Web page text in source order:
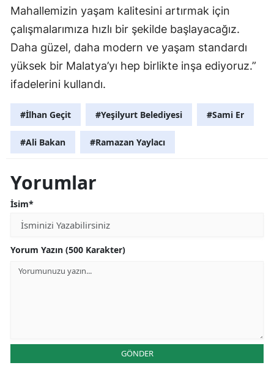
Mahallemizin yaşam kalitesini artırmak için
çalışmalarımıza hızlı bir şekilde başlayacağız.
Daha güzel, daha modern ve yaşam standardı
yüksek bir Malatya’yı hep birlikte inşa ediyoruz.”
ifadelerini kullandı.
#İlhan Geçit #Yeşilyurt Belediyesi #Sami Er
#Ali Bakan #Ramazan Yaylacı
Yorumlar
İsim*
Yorum Yazın (500 Karakter)
GÖNDER